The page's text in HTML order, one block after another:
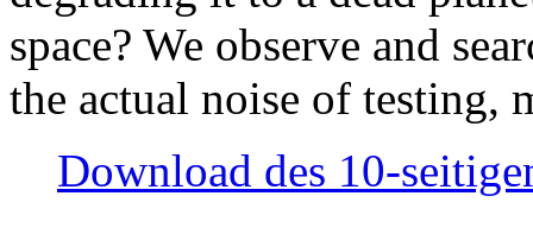
space? We observe and
the actual noise of testing,
Download des 10-